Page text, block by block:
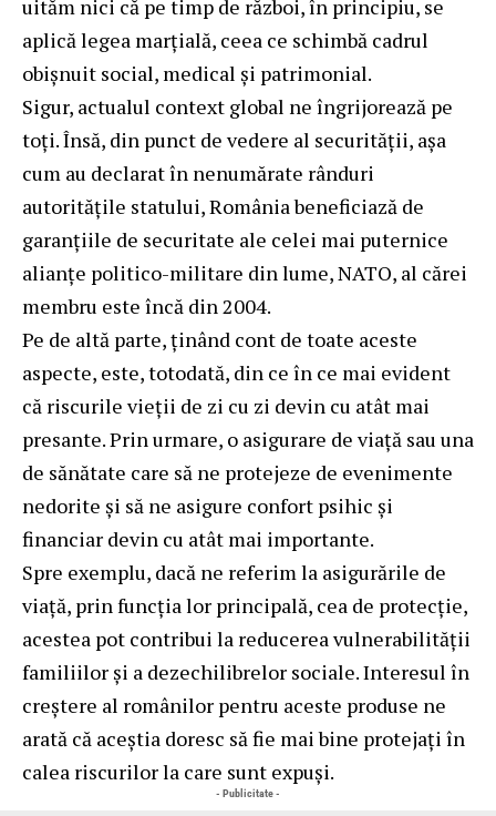
uităm nici că pe timp de război, în principiu, se
aplică legea marțială, ceea ce schimbă cadrul
obișnuit social, medical și patrimonial.
Sigur, actualul context global ne îngrijorează pe
toți. Însă, din punct de vedere al securității, așa
cum au declarat în nenumărate rânduri
autoritățile statului, România beneficiază de
garanțiile de securitate ale celei mai puternice
alianțe politico-militare din lume, NATO, al cărei
membru este încă din 2004.
Pe de altă parte, ținând cont de toate aceste
aspecte, este, totodată, din ce în ce mai evident
că riscurile vieții de zi cu zi devin cu atât mai
presante. Prin urmare, o asigurare de viață sau una
de sănătate care să ne protejeze de evenimente
nedorite și să ne asigure confort psihic și
financiar devin cu atât mai importante.
Spre exemplu, dacă ne referim la asigurările de
viață, prin funcția lor principală, cea de protecție,
acestea pot contribui la reducerea vulnerabilității
familiilor și a dezechilibrelor sociale. Interesul în
creștere al românilor pentru aceste produse ne
arată că aceștia doresc să fie mai bine protejați în
calea riscurilor la care sunt expuși.
- Publicitate -